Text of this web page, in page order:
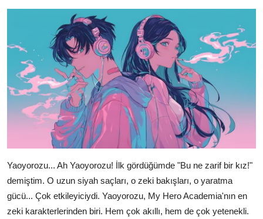
Yaoyorozu... Ah Yaoyorozu! İlk gördüğümde "Bu ne zarif bir kız!"
demiştim. O uzun siyah saçları, o zeki bakışları, o yaratma
gücü... Çok etkileyiciydi. Yaoyorozu, My Hero Academia'nın en
zeki karakterlerinden biri. Hem çok akıllı, hem de çok yetenekli.